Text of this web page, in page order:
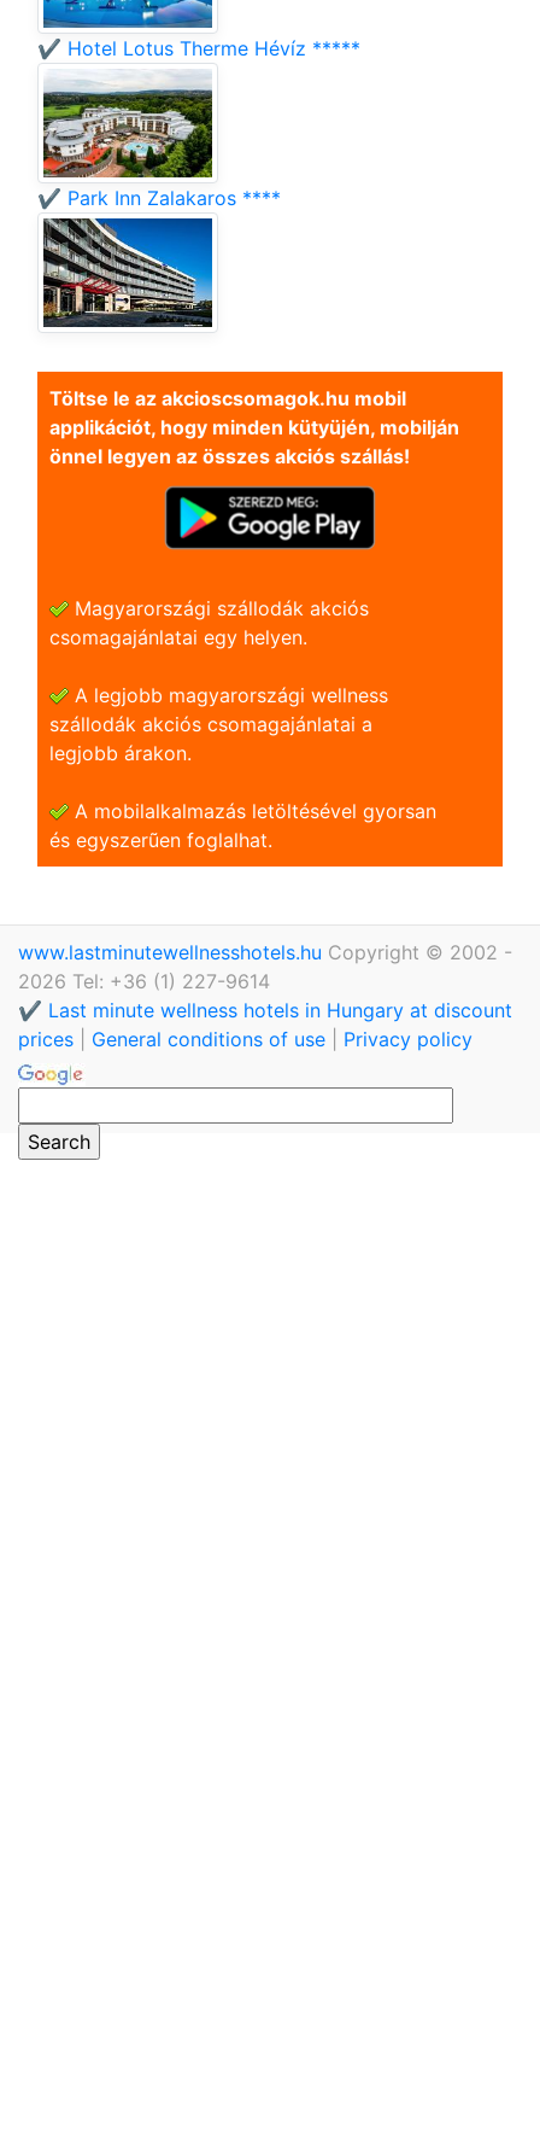
✔️ Hotel Lotus Therme Hévíz *****
✔️ Park Inn Zalakaros ****
Töltse le az akcioscsomagok.hu mobil
applikációt, hogy minden kütyüjén, mobilján
önnel legyen az összes akciós szállás!
Magyarországi szállodák akciós
csomagajánlatai egy helyen.
A legjobb magyarországi wellness
szállodák akciós csomagajánlatai a
legjobb árakon.
A mobilalkalmazás letöltésével gyorsan
és egyszerũen foglalhat.
www.lastminutewellnesshotels.hu Copyright © 2002 -
2026 Tel: +36 (1) 227-9614
✔️ Last minute wellness hotels in Hungary at discount
prices
General conditions of use Privacy policy